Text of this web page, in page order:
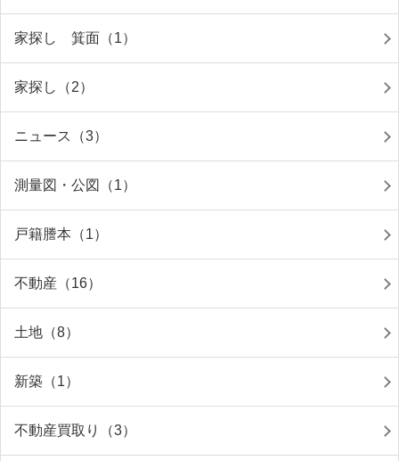
家探し 箕面（1）
家探し（2）
ニュース（3）
測量図・公図（1）
戸籍謄本（1）
不動産（16）
土地（8）
新築（1）
不動産買取り（3）